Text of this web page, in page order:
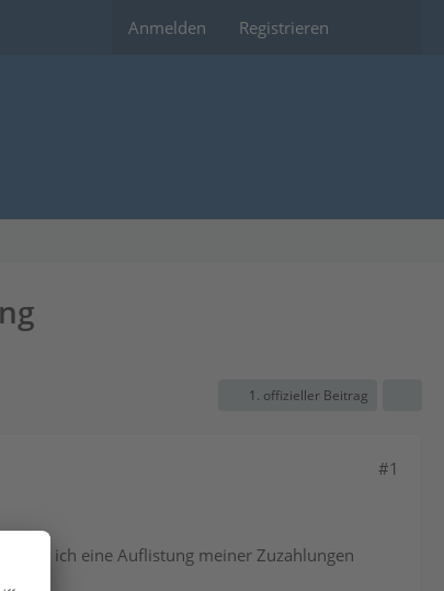
Anmelden Registrieren
1. offizieller Beitrag
#1
habe ich eine Auflistung meiner Zuzahlungen